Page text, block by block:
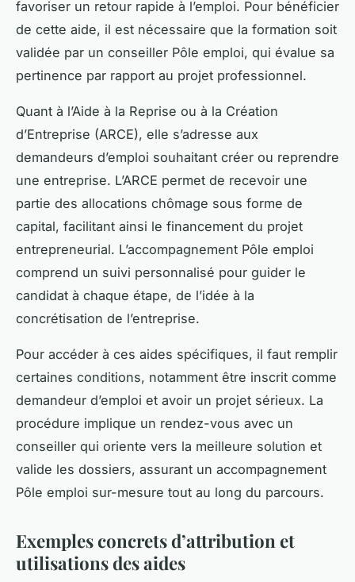
favoriser un retour rapide à l’emploi. Pour bénéficier
de cette aide, il est nécessaire que la formation soit
validée par un conseiller Pôle emploi, qui évalue sa
pertinence par rapport au projet professionnel.
Quant à l’Aide à la Reprise ou à la Création
d’Entreprise (ARCE), elle s’adresse aux
demandeurs d’emploi souhaitant créer ou reprendre
une entreprise. L’ARCE permet de recevoir une
partie des allocations chômage sous forme de
capital, facilitant ainsi le financement du projet
entrepreneurial. L’accompagnement Pôle emploi
comprend un suivi personnalisé pour guider le
candidat à chaque étape, de l’idée à la
concrétisation de l’entreprise.
Pour accéder à ces aides spécifiques, il faut remplir
certaines conditions, notamment être inscrit comme
demandeur d’emploi et avoir un projet sérieux. La
procédure implique un rendez-vous avec un
conseiller qui oriente vers la meilleure solution et
valide les dossiers, assurant un accompagnement
Pôle emploi sur-mesure tout au long du parcours.
Exemples concrets d’attribution et
utilisations des aides